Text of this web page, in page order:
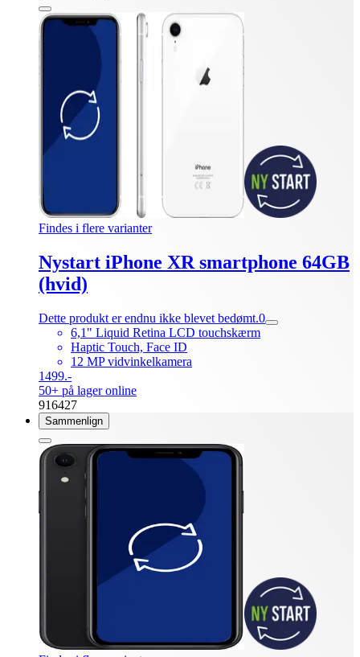
Findes i flere varianter
Nystart iPhone XR smartphone 64GB
(hvid)
Dette produkt er endnu ikke blevet bedømt.0
6,1" Liquid Retina LCD touchskærm
Haptic Touch, Face ID
12 MP vidvinkelkamera
1499.-
50+ på lager online
916427
Sammenlign